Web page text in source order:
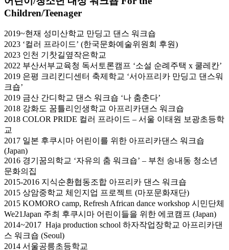
Children/Teenager
2019~현재 성미산학교 만딩고 댄스 워크숍
2023 ‘컬러 프라이드’ (한국문화예술위원회 후원)
2023 인천 기찻길옆작은학교
2022 부산서부교육청 독서토론캠프 ‘소설 순례주택 x 쿨레칸’
2019 은평 크리킨디센터 축제학교 ‘서아프리카 만딩고 댄스워
크숍’
2019 금산 간디학교 댄스 워크숍 ‘나 춤춘다’
2018 강화도 꿈틀리인생학교 아프리카댄스 워크숍
2018 COLOR PRIDE 컬러 프라이드 – 서울 이태원 보광초등학
교
2017 일본 후쿠시마 어린이를 위한 아프리카댄스 워크숍
(Japan)
2016 경기꿈의학교 ‘자유의 춤 워크숍’ – 부천 송내동 청소년
문화의집
2015-2016 지식순환협동조합 아프리카 댄스 워크숍
2015 상암중학교 체인지업 프로젝트 (마포문화재단)
2015 KOMORO camp, Refresh African dance workshop 시민단체
We21Japan 주최 후쿠시마 어린이들을 위한 에코캠프 (Japan)
2014~2017 Haja production school 하자작업장학교 아프리카댄
스 워크숍 (Seoul)
2014 서울공릉초등학교